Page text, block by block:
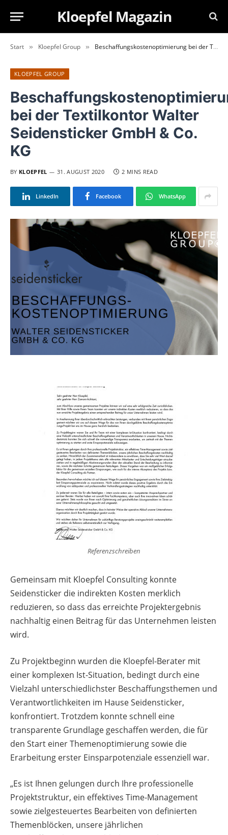
Kloepfel Magazin
Start » Kloepfel Group » Beschaffungskostenoptimierung bei der Textilkontor Walter Seidensticker GmbH & Co. KG
KLOEPFEL GROUP
bei der Textilkontor Walter
Seidensticker GmbH & Co.
KG
BY KLOEPFEL 31. AUGUST 2020 2 MINS READ
LinkedIn Facebook WhatsApp
Referenzschreiben
Gemeinsam mit Kloepfel Consulting konnte
Seidensticker die indirekten Kosten merklich
reduzieren, so dass das erreichte Projektergebnis
nachhaltig einen Beitrag für das Unternehmen leisten
wird.
Zu Projektbeginn wurden die Kloepfel-Berater mit
einer komplexen Ist-Situation, bedingt durch eine
Vielzahl unterschiedlichster Beschaffungsthemen und
Verantwortlichkeiten im Hause Seidensticker,
konfrontiert. Trotzdem konnte schnell eine
transparente Grundlage geschaffen werden, die für
den Start einer Themenoptimierung sowie die
Erarbeitung erster Einsparpotenziale essenziell war.
„Es ist Ihnen gelungen durch Ihre professionelle
Projektstruktur, ein effektives Time-Management
sowie zielgesteuertes Bearbeiten von definierten
Themenblöcken, unsere jährlichen